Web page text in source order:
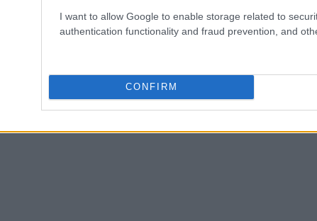
I want to allow Google to enable storage related to
authentication functionality and fraud prevention, and
CONFIRM